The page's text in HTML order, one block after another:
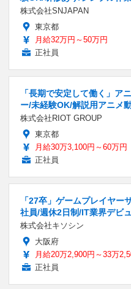
株式会社SNJAPAN
東京都
月給32万円～50万円
正社員
「長期で安定して働く」ア
ー/未経験OK/解説用アニメ
株式会社RIOT GROUP
東京都
月給30万3,100円～60万円
正社員
「27卒」ゲームプレイヤー
社員/週休2日制/IT業界デビュ
株式会社キソシン
大阪府
月給20万2,900円～33万
正社員